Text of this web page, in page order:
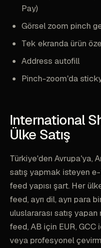
Pay)
Görsel zoom pinch
Tek ekranda ürün
Address autofill
Pinch-zoom'da
International
Ülke Satış
Türkiye'den Avrupa'ya,
satış yapmak isteyen
feed yapısı şart. Her
feed, ayrı dil, ayrı para
uluslararası satış
feed, AB için EUR,
veya profesyonel